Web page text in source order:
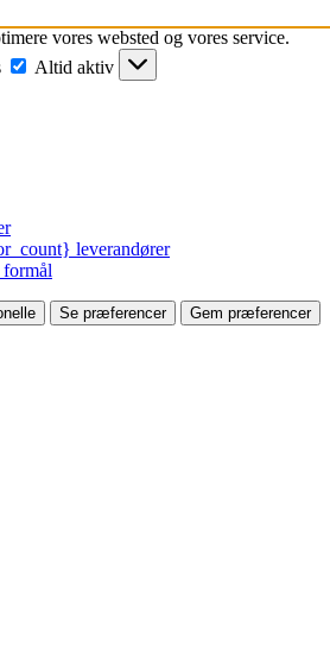
vores websted og vores service.
Funktionsdygtige-
cookies
Altid aktiv
leverandører
Se præferencer Gem præferencer